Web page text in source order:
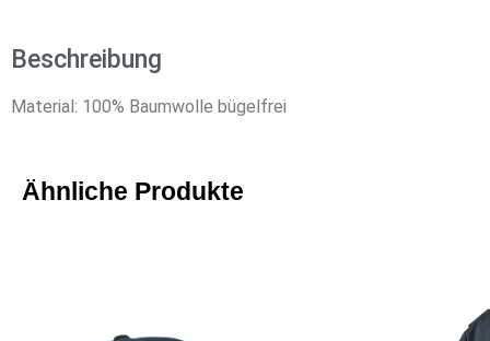
Beschreibung
Material: 100% Baumwolle bügelfrei
Ähnliche Produkte